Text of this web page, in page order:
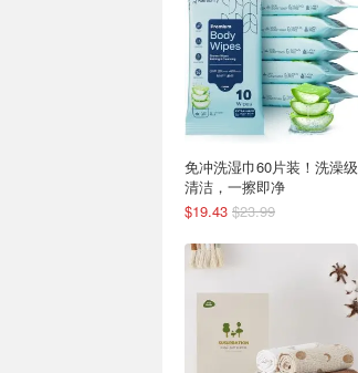
免冲洗湿巾60片装！洗澡级
清洁，一擦即净
$19.43 $23.99